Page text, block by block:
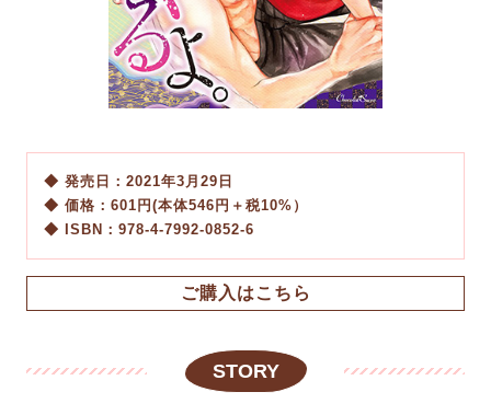
発売日：2021年3月29日
価格：601円(本体546円＋税10%）
ISBN：978-4-7992-0852-6
ご購入はこちら
STORY